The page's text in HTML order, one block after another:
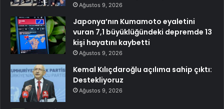
Ağustos 9, 2026
Japonya’nın Kumamoto eyaletini
vuran 7,1 büyüklüğündeki depremde 13
kişi hayatını kaybetti
Ağustos 9, 2026
Kemal Kılıçdaroğlu açılıma sahip çıktı:
Destekliyoruz
Ağustos 9, 2026